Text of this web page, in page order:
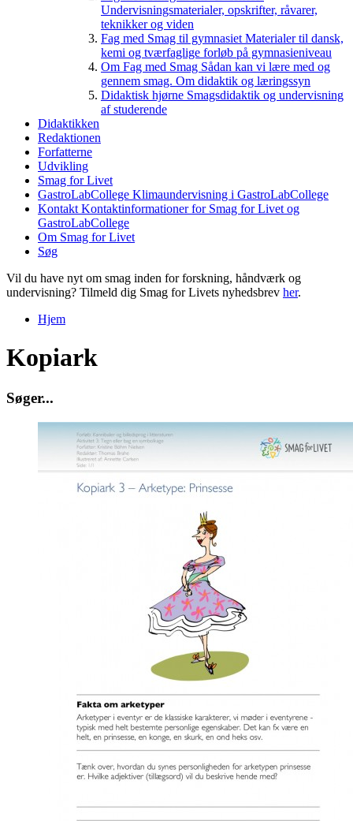
Undervisningsmaterialer, opskrifter, råvarer,
teknikker og viden
Fag med Smag til gymnasiet Materialer til dansk,
kemi og tværfaglige forløb på gymnasieniveau
Om Fag med Smag Sådan kan vi lære med og
gennem smag. Om didaktik og læringssyn
Didaktisk hjørne Smagsdidaktik og undervisning
af studerende
Didaktikken
Redaktionen
Forfatterne
Udvikling
Smag for Livet
GastroLabCollege Klimaundervisning i GastroLabCollege
Kontakt Kontaktinformationer for Smag for Livet og
GastroLabCollege
Om Smag for Livet
Søg
Vil du have nyt om smag inden for forskning, håndværk og
undervisning? Tilmeld dig Smag for Livets nyhedsbrev her.
Hjem
Kopiark
Søger...